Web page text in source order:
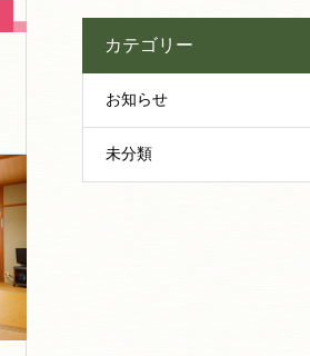
カテゴリー
お知らせ
未分類